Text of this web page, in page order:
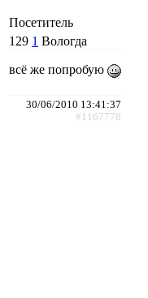
Посетитель
129 1 Вологда
всё же попробую
30/06/2010 13:41:37
#1167778